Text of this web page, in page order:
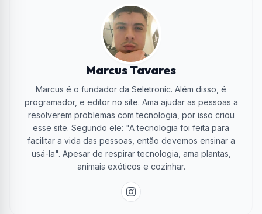
Marcus Tavares
Marcus é o fundador da Seletronic. Além disso, é
programador, e editor no site. Ama ajudar as pessoas a
resolverem problemas com tecnologia, por isso criou
esse site. Segundo ele: "A tecnologia foi feita para
facilitar a vida das pessoas, então devemos ensinar a
usá-la". Apesar de respirar tecnologia, ama plantas,
animais exóticos e cozinhar.